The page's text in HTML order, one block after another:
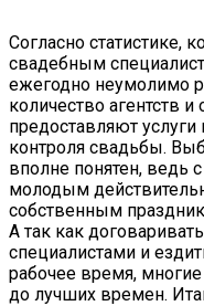
Согласно статистике,
свадебным
ежегодно неумолимо
количество агентств
предоставляют
контроля свадьбы.
вполне понятен,
молодым
собственным
А так как
специалистами и
рабочее время,
до лучших времен.